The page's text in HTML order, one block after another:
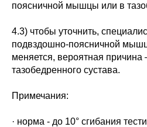
поясничной мышцы или в
4.3) чтобы уточнить,
подвздошно-поясничной
меняется, вероятная причина
тазобедренного сустава.
Примечания:
· норма - до 10° сгибания